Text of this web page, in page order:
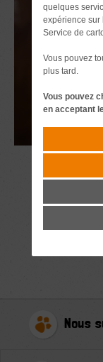
Nous
quelques
expérience sur
Service de
Vous pouvez
plus tard.
Vous pouvez
en acceptant